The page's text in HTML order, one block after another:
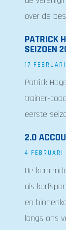
over de
PATRICK
SEIZOEN
17
Patrick
trainer-
eerste
2.0
4
De
als
en
langs ons